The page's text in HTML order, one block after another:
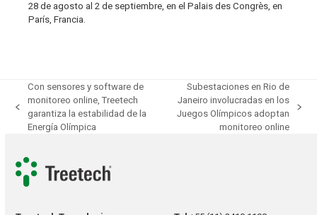
28 de agosto al 2 de septiembre, en el Palais des Congrès, en
París, Francia.
previous
post:
Con sensores y software de
monitoreo online, Treetech
garantiza la estabilidad de la
Energía Olímpica
next
Subestaciones en Rio de
Janeiro involucradas en los
Juegos Olímpicos adoptan
monitoreo online